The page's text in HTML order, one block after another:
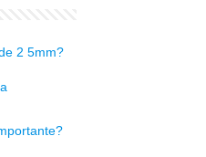
2 5mm?